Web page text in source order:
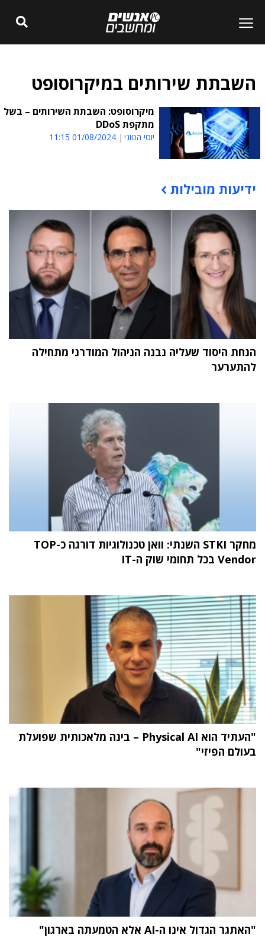
השבתת שירותים במיקרוסופט
מיקרוסופט: השבתת השירותים – בשל
מתקפת DDoS
יוסי הטוני 01/08/2024 11:15
תוכן פרסומי
ידיעות מובילות
הנחת היסוד שעליה נבנה הניהול המודרני מתחילה
להתערער
מחקר STKI השנתי: וואן טכנולוגיות דורגה כ-TOP
Vendor בכל תחומי שוק ה-IT
"העתיד הוא Physical AI – בינה מלאכותית שפועלת
בעולם הפיזי"
"האתגר הגדול אינו ה-AI אלא הטמעתה בארגון"